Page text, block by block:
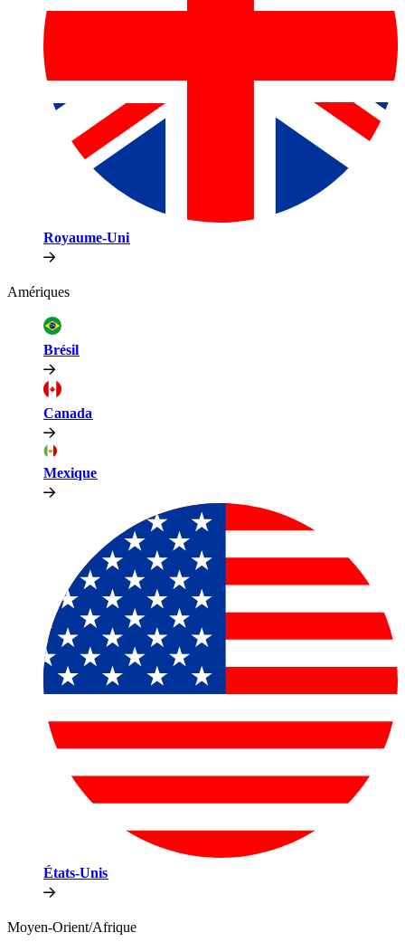
Royaume-Uni​​
Amériques​​
Brésil​​
Canada​​
Mexique​​
États-Unis​​
Moyen-Orient/Afrique​​